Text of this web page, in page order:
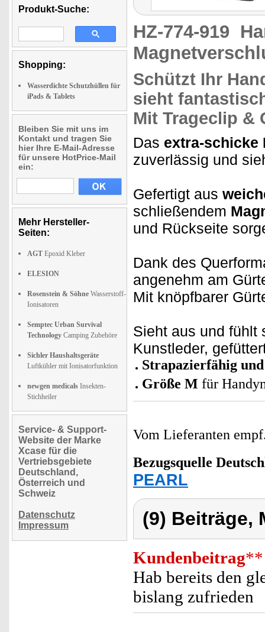
Produkt-Suche:
Shopping:
Wasserdichte Schutzhüllen für
iPads & Tablets
Bleiben Sie mit uns im
Kontakt und tragen Sie
hier Ihre E-Mail-Adresse
für unsere HotPrice-Mail
ein:
Mehr Hersteller-
Seiten:
AGT Epoxid Kleber
ELESION
Rosenstein & Söhne Wasserstoff-
Ionisatoren
Semptec Urban Survival
Technology Camping Zubehöre
Sichler Haushaltsgeräte
Luftkühler mit Ionisatorfunktion
newgen medicals Insekten-
Stichheiler
Service- & Support-
Website der Marke
Xcase für die
Vertriebsgebiete
Deutschland,
Österreich und
Schweiz
Datenschutz
Impressum
HZ-774-919
Schützt Ihr
sieht
Mit Trageclip &
Das extra-schicke
zuverlässig und
Gefertigt aus
schließendem
und Rückseite
Dank des
angenehm am
Mit knöpfbarer
Sieht aus und fühlt
Kunstleder,
Strapazierfähig
Größe M für
Vom Lieferanten
Bezugsquelle
PEARL
(9) Beiträge,
Kundenbeitrag**
Hab bereits den
bislang zufrieden